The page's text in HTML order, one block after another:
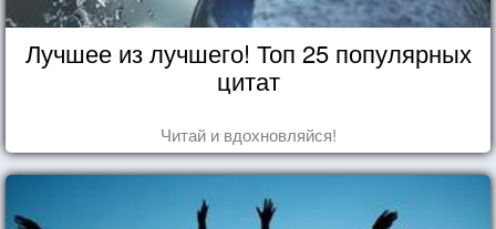
Лучшее из лучшего! Топ 25 популярных
цитат
Читай и вдохновляйся!